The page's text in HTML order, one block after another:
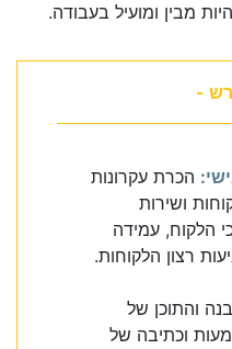
מבין ומועיל בעבודה.
-
הכרת עקרונות
ושירות
הלקוח, עמידה
רצון הלקוחות.
והתוכן של
וכתיבה של